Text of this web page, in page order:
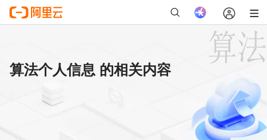
算法个人信息 的相关内容